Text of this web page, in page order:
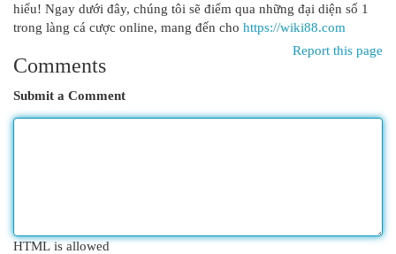
hiểu! Ngay dưới đây, chúng tôi sẽ điểm qua những đại diện số 1
trong làng cá cược online, mang đến cho https://wiki88.com
Report this page
Comments
Submit a Comment
HTML is allowed